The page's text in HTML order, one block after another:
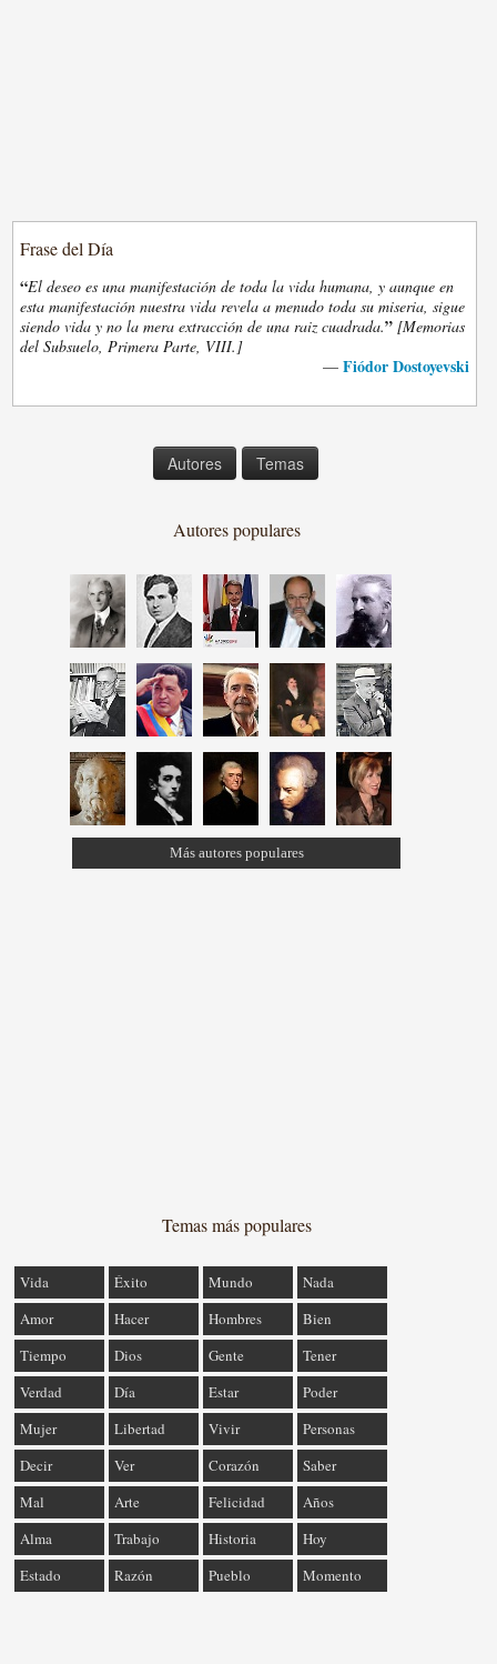
Frase del Día
“El deseo es una manifestación de toda la vida humana, y aunque en
esta manifestación nuestra vida revela a menudo toda su miseria, sigue
siendo vida y no la mera extracción de una raiz cuadrada.” [Memorias
del Subsuelo, Primera Parte, VIII.]
— Fiódor Dostoyevski
Autores Temas
Autores populares
Más autores populares
Temas más populares
Vida Éxito Mundo
Nada
Amor
Hacer Hombres
Bien
Tiempo
Dios Gente
Tener
Verdad
Día Estar
Poder
Mujer
Libertad Vivir
Personas
Decir
Ver Corazón
Saber
Mal
Arte Felicidad
Años
Alma
Trabajo Historia
Hoy
Estado
Razón Pueblo Momento